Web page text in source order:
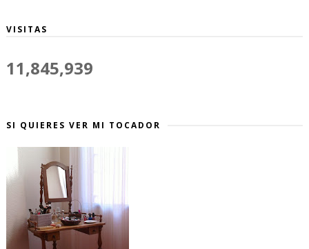
VISITAS
11,845,939
SI QUIERES VER MI TOCADOR